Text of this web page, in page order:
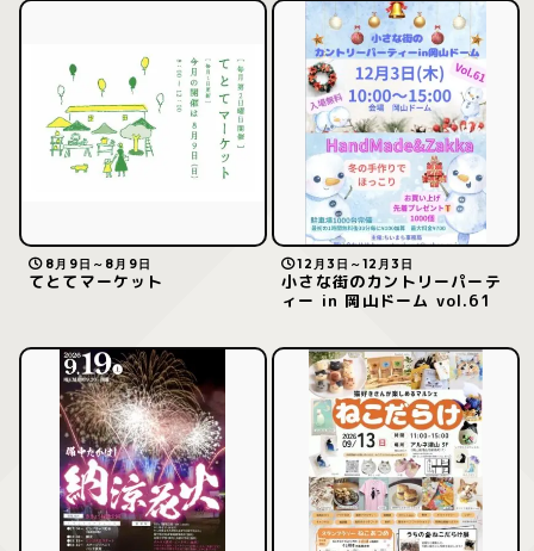
8月9日～8月9日
てとてマーケット
12月3日～12月3日
小さな街のカントリーパーテ
ィー in 岡山ドーム vol.61